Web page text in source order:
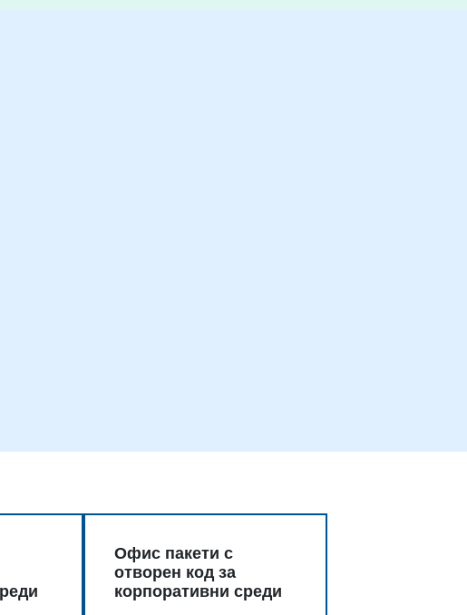
Офис пакети с
отворен код за
корпоративни среди